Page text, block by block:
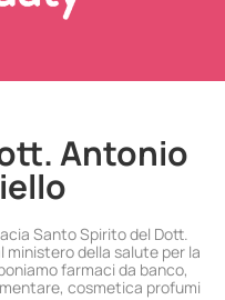
Antonio
Santo Spirito del Dott.
della salute per la
farmaci da banco,
cosmetica profumi